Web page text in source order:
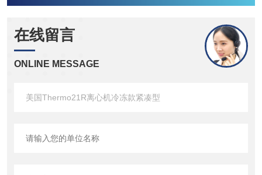
在线留言
ONLINE MESSAGE